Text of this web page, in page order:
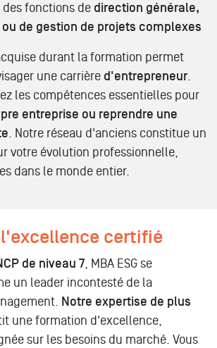
fonctions de direction générale,
de gestion de projets complexes
durant la formation permet
une carrière d'entrepreneur.
les compétences essentielles pour
entreprise ou reprendre une
. Notre réseau d'anciens constitue un
votre évolution professionnelle,
dans le monde entier.
l'excellence certifié
de niveau 7, MBA ESG se
un leader incontesté de la
Notre expertise de plus
une formation d'excellence,
sur les besoins du marché. Vous